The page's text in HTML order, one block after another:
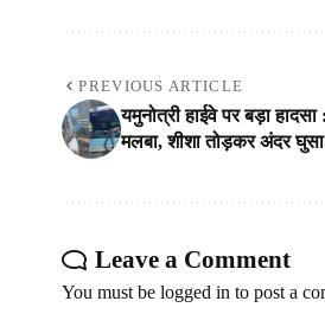
PREVIOUS ARTICLE
यमुनोत्री हाईवे पर बड़ा
मलबा, शीशा तोड़कर अंदर घुसा
Leave a Comment
You must be logged in to post a